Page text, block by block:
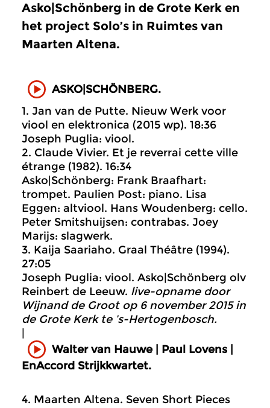
Asko|Schönberg in de Grote Kerk en
het project Solo’s in Ruimtes van
Maarten Altena.
ASKO|SCHÖNBERG.
1. Jan van de Putte. Nieuw Werk voor
viool en elektronica (2015 wp). 18:36
Joseph Puglia: viool.
2. Claude Vivier. Et je reverrai cette ville
étrange (1982). 16:34
Asko|Schönberg: Frank Braafhart:
trompet. Paulien Post: piano. Lisa
Eggen: altviool. Hans Woudenberg: cello.
Peter Smitshuijsen: contrabas. Joey
Marijs: slagwerk.
3. Kaija Saariaho. Graal Théâtre (1994).
27:05
Joseph Puglia: viool. Asko|Schönberg olv
Reinbert de Leeuw. live-opname door
Wijnand de Groot op 6 november 2015 in
de Grote Kerk te ’s-Hertogenbosch.
Walter van Hauwe | Paul Lovens |
EnAccord Strijkkwartet.
4. Maarten Altena. Seven Short Pieces